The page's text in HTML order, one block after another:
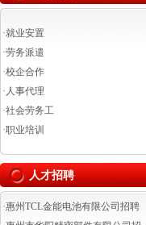
·就业安置
·劳务派遣
·校企合作
· 人事代理
·社会劳务工
·职业培训
人才招聘
·惠州TCL金能电池有限公司招聘